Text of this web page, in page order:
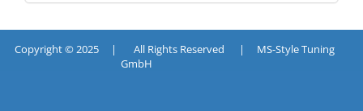
Copyright © 2025 | All Rights Reserved | MS-Style Tuning
GmbH